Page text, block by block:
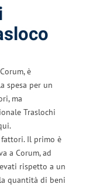
è
spesa per un
ma
Traslochi
Il primo è
a Corum, ad
rispetto a un
quantità di beni